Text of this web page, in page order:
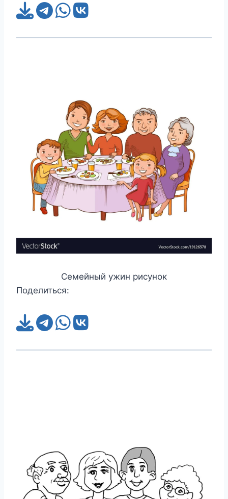
Семейный ужин рисунок
Поделиться: